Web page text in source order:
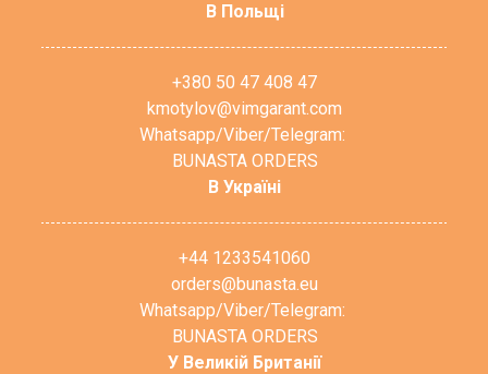
В Польщі
+380 50 47 408 47
kmotylov@vimgarant.com
Whatsapp/Viber/Telegram:
BUNASTA ORDERS
В Україні
+44 1233541060
orders@bunasta.eu
Whatsapp/Viber/Telegram:
BUNASTA ORDERS
У Великій Британії